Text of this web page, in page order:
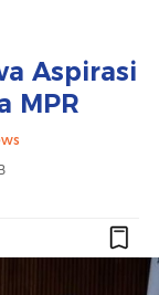
Aspirasi
MPR